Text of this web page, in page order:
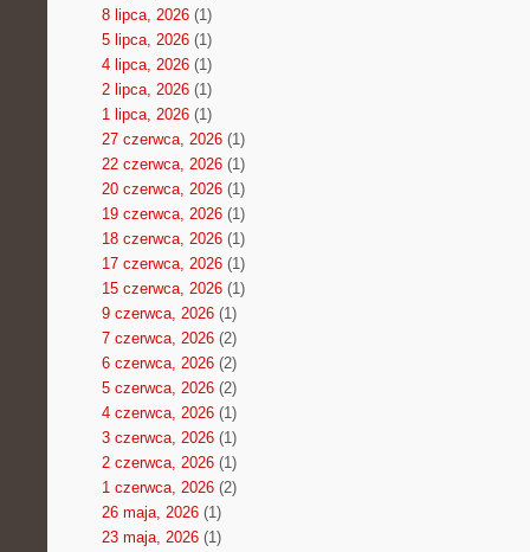
8 lipca, 2026(1)
5 lipca, 2026(1)
4 lipca, 2026(1)
2 lipca, 2026(1)
1 lipca, 2026(1)
27 czerwca, 2026(1)
22 czerwca, 2026(1)
20 czerwca, 2026(1)
19 czerwca, 2026(1)
18 czerwca, 2026(1)
17 czerwca, 2026(1)
15 czerwca, 2026(1)
9 czerwca, 2026(1)
7 czerwca, 2026(2)
6 czerwca, 2026(2)
5 czerwca, 2026(2)
4 czerwca, 2026(1)
3 czerwca, 2026(1)
2 czerwca, 2026(1)
1 czerwca, 2026(2)
26 maja, 2026(1)
23 maja, 2026(1)